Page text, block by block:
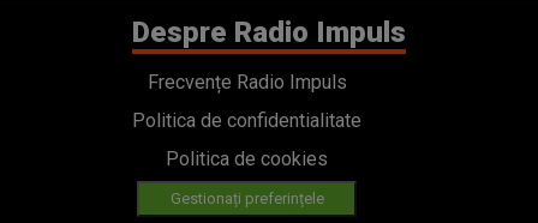
Despre Radio Impuls
Frecvențe Radio Impuls
Politica de confidentialitate
Politica de cookies
Gestionați preferințele